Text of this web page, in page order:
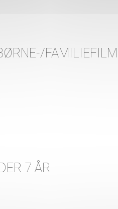
7 ÅR